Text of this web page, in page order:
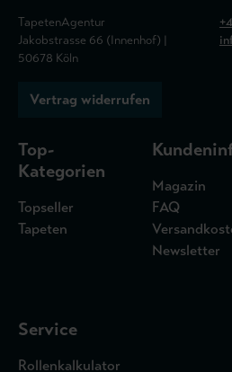
TapetenAgentur
Jakobstrasse 66 (Innenhof) |
50678 Köln
Vertrag widerrufen
Top-
Kategorien
Topseller
Tapeten
Magazin
FAQ
Newsletter
Service
Rollenkalkulator